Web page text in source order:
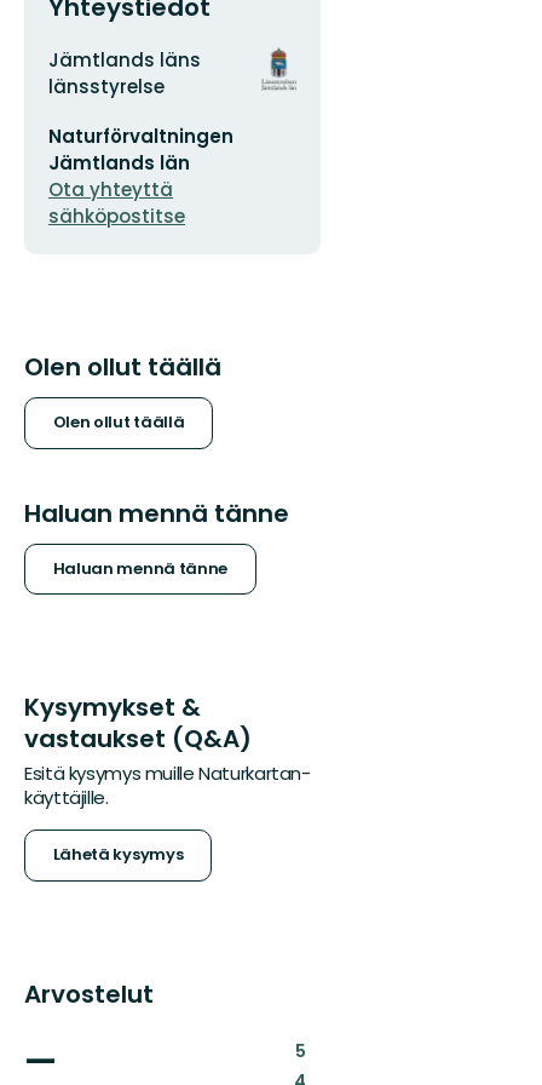
Yhteystiedot
Osoite
Jämtlands läns
länsstyrelse
Naturförvaltningen
Jämtlands län
Ota yhteyttä
sähköpostitse
Organisaation
logotyyppi
Olen ollut täällä
Olen ollut täällä
Haluan mennä tänne
Haluan mennä tänne
Kysymykset &
vastaukset (Q&A)
Esitä kysymys muille Naturkartan-
käyttäjille.
Lähetä kysymys
Arvostelut
— 5:
: